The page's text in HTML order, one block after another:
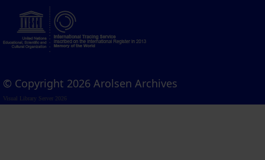
© Copyright 2026 Arolsen Archives
Visual Library Server 2026